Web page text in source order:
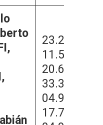
23.259.950
11.566.140
20.629.863
33.380.590
04.915.039
17.766.880